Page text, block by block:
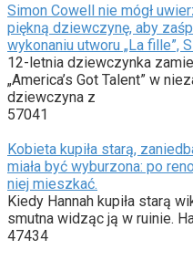
Simon Cowell nie mógł
piękną dziewczynę, aby
wykonaniu utworu „La fille”,
12-letnia dziewczynka
„America’s Got Talent” w
dziewczyna z
57041
Kobieta kupiła starą,
miała być wyburzona: po
niej mieszkać.
Kiedy Hannah kupiła starą
smutna widząc ją w ruinie.
47434